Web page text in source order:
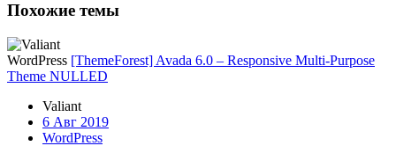
Похожие темы
WordPress [ThemeForest] Avada 6.0 – Responsive Multi-Purpose
Theme NULLED
Valiant
6 Авг 2019
WordPress